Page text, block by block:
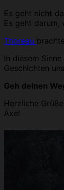
Es geht nicht
Es geht darum,
Thoreau
In diesem
Geschichten
Geh deinen
Herzliche Grüße
Axel